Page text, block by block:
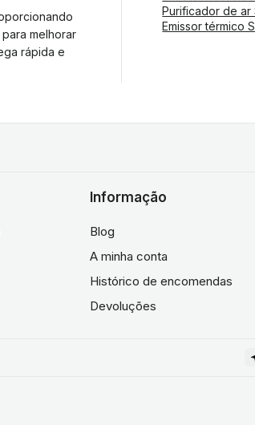
melhorar
rápida e
Purificador de ar
Emissor térmico
Informação
Blog
A minha conta
Histórico de encomendas
Devoluções